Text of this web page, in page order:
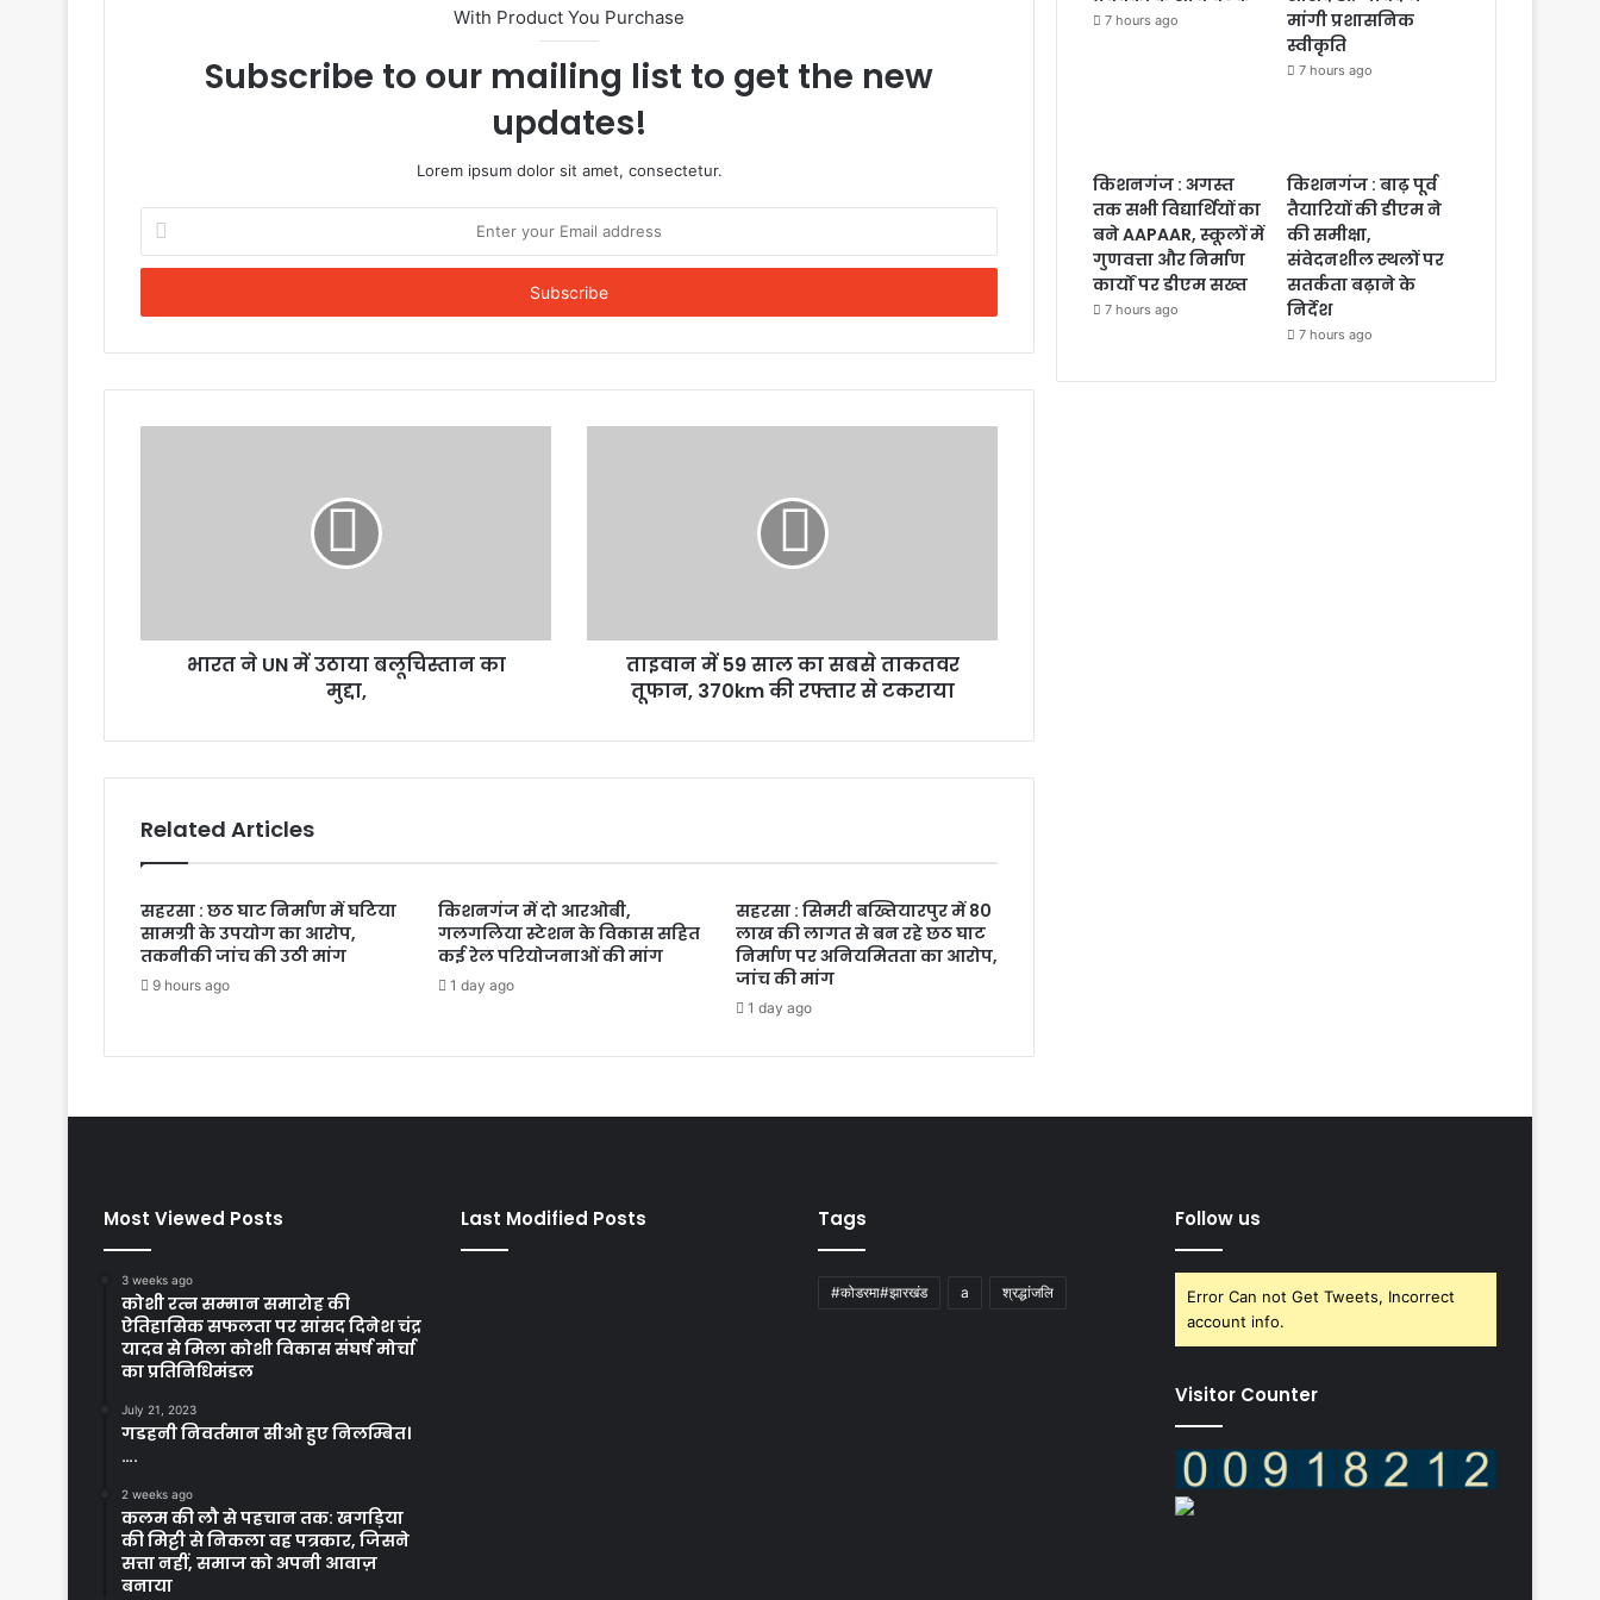
With Product You Purchase
Subscribe to our mailing list to get the new
updates!
Lorem ipsum dolor sit amet, consectetur.
Enter
your
Email
भारत ने UN में उठाया बलूचिस्तान का
मुद्दा,
ताइवान में 59 साल का सबसे ताकतवर
तूफान, 370km की रफ्तार से टकराया
Related Articles
सहरसा : छठ घाट निर्माण में घटिया
सामग्री के उपयोग का आरोप,
तकनीकी जांच की उठी मांग
9 hours ago
किशनगंज में दो आरओबी,
गलगलिया स्टेशन के विकास सहित
कई रेल परियोजनाओं की मांग
1 day ago
सहरसा : सिमरी बख्तियारपुर में 80
लाख की लागत से बन रहे छठ घाट
निर्माण पर अनियमितता का आरोप,
जांच की मांग
1 day ago
7 hours ago
मांगी प्रशासनिक
स्वीकृति
7 hours ago
किशनगंज : अगस्त
तक सभी विद्यार्थियों का
बने AAPAAR, स्कूलों में
गुणवत्ता और निर्माण
कार्यों पर डीएम सख्त
7 hours ago
किशनगंज : बाढ़ पूर्व
तैयारियों की डीएम ने
की समीक्षा,
संवेदनशील स्थलों पर
सतर्कता बढ़ाने के
निर्देश
7 hours ago
Most Viewed Posts
3 weeks ago
कोशी रत्न सम्मान समारोह की
ऐतिहासिक सफलता पर सांसद दिनेश चंद्र
यादव से मिला कोशी विकास संघर्ष मोर्चा
का प्रतिनिधिमंडल
July 21, 2023
गडहनी निवर्तमान सीओ हुए निलम्बित।
….
2 weeks ago
कलम की लौ से पहचान तक: खगड़िया
की मिट्टी से निकला वह पत्रकार, जिसने
सत्ता नहीं, समाज को अपनी आवाज़
बनाया
Last Modified Posts Tags
#कोडरमा#झारखंड a श्रद्धांजलि
Follow us
Error Can not Get Tweets, Incorrect
account info.
Visitor Counter